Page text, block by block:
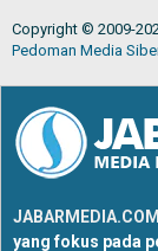
Copyright © 2009-
Pedoman Media
JABARMEDIA.COM
yang fokus pada